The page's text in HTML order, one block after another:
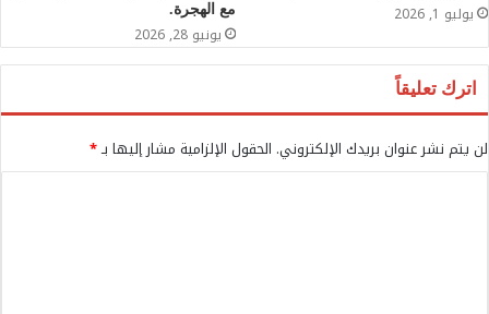
يوليو 1, 2026
مع الهجرة.
يونيو 28, 2026
اترك تعليقاً
لن يتم نشر عنوان بريدك الإلكتروني. الحقول الإلزامية مشار إليها بـ*